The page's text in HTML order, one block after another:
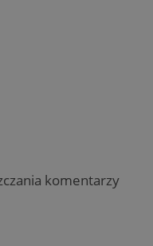
komentarzy